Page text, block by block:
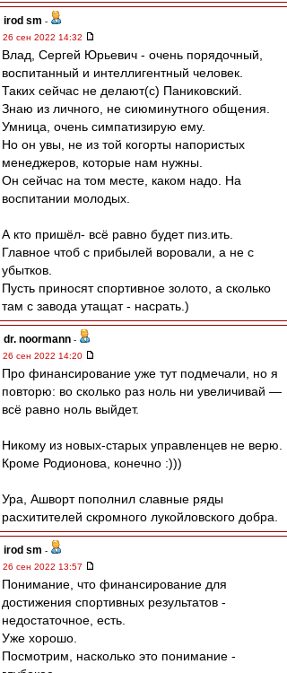
irod sm -
26 сен 2022 14:32
Влад, Сергей Юрьевич - очень порядочный,
воспитанный и интеллигентный человек.
Таких сейчас не делают(с) Паниковский.
Знаю из личного, не сиюминутного общения.
Умница, очень симпатизирую ему.
Но он увы, не из той когорты напористых
менеджеров, которые нам нужны.
Он сейчас на том месте, каком надо. На
воспитании молодых.
А кто пришёл- всё равно будет пиз.ить.
Главное чтоб с прибылей воровали, а не с
убытков.
Пусть приносят спортивное золото, а сколько
там с завода утащат - насрать.)
dr. noormann -
26 сен 2022 14:20
Про финансирование уже тут подмечали, но я
повторю: во сколько раз ноль ни увеличивай —
всё равно ноль выйдет.
Никому из новых-старых управленцев не верю.
Кроме Родионова, конечно :)))
Ура, Ашворт пополнил славные ряды
расхитителей скромного лукойловского добра.
irod sm -
26 сен 2022 13:57
Понимание, что финансирование для
достижения спортивных результатов -
недостаточное, есть.
Уже хорошо.
Посмотрим, насколько это понимание -